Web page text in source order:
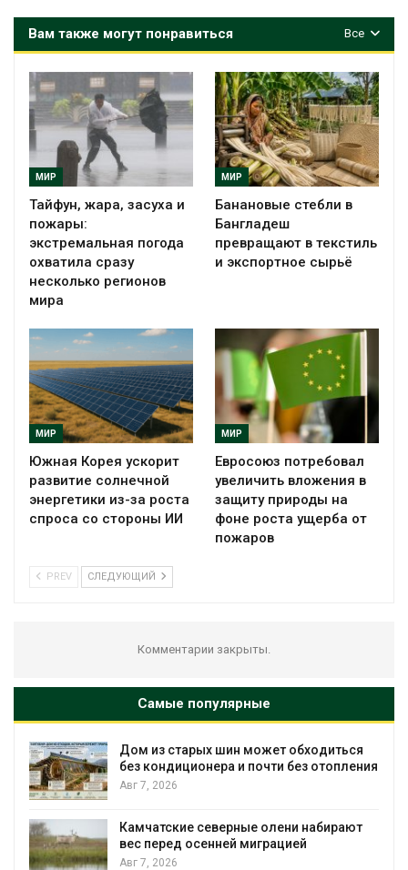
Все
Вам также могут понравиться
МИР
Тайфун, жара, засуха и
пожары:
экстремальная погода
охватила сразу
несколько регионов
мира
МИР
Банановые стебли в
Бангладеш
превращают в текстиль
и экспортное сырьё
МИР
Южная Корея ускорит
развитие солнечной
энергетики из-за роста
спроса со стороны ИИ
МИР
Евросоюз потребовал
увеличить вложения в
защиту природы на
фоне роста ущерба от
пожаров
PREV СЛЕДУЮЩИЙ
Комментарии закрыты.
Самые популярные
Дом из старых шин может обходиться
без кондиционера и почти без отопления
Авг 7, 2026
Камчатские северные олени набирают
вес перед осенней миграцией
Авг 7, 2026